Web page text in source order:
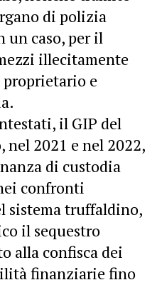
di polizia
un caso, per il
illecitamente
e
il GIP del
nel 2021 e nel 2022,
di custodia
confronti
sistema truffaldino,
il sequestro
alla confisca dei
finanziarie fino